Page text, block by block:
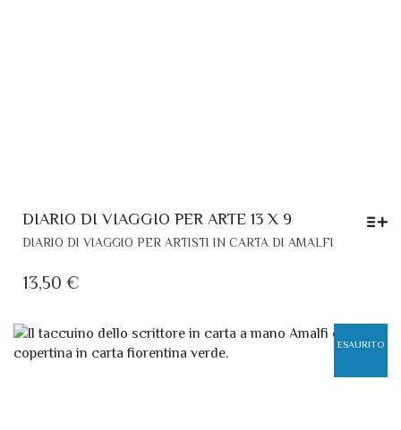
DIARIO DI VIAGGIO PER ARTE 13 X 9
DIARIO DI VIAGGIO PER ARTISTI IN CARTA DI AMALFI
LE
POSSONO
13,50 €
ESAURITO